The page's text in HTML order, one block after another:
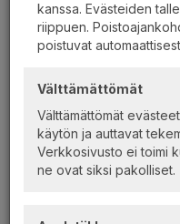
kanssa. Evästeiden
riippuen.
poistuvat
Välttämättömät
Välttämättömät
käytön ja auttavat
Verkkosivusto ei toimi
ne ovat siksi pakolliset.
Tämän online-sivuston
risteilyillemme.
Vasemman reunan
valitsemallesi päivälle
Valitsemalla risteilyn
Muilla valinnoilla pääset
toteutettaviin
ostamaan siihen lippuja.